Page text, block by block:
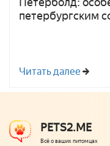
петербургским
Читать далее
PETS2.ME
Всё о ваших питомцах